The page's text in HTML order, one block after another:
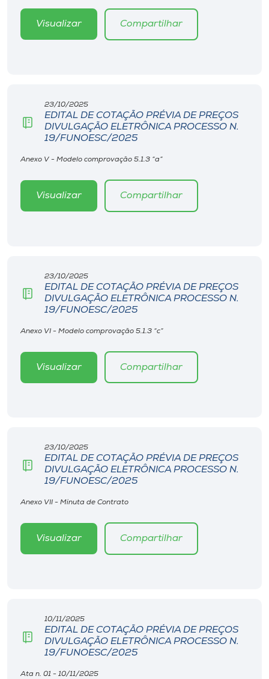
Visualizar Compartilhar
23/10/2025
EDITAL DE COTAÇÃO PRÉVIA DE PREÇOS
DIVULGAÇÃO ELETRÔNICA PROCESSO N.
19/FUNOESC/2025
Anexo V - Modelo comprovação 5.1.3 “a”
Visualizar Compartilhar
23/10/2025
EDITAL DE COTAÇÃO PRÉVIA DE PREÇOS
DIVULGAÇÃO ELETRÔNICA PROCESSO N.
19/FUNOESC/2025
Anexo VI - Modelo comprovação 5.1.3 “c”
Visualizar Compartilhar
23/10/2025
EDITAL DE COTAÇÃO PRÉVIA DE PREÇOS
DIVULGAÇÃO ELETRÔNICA PROCESSO N.
19/FUNOESC/2025
Anexo VII - Minuta de Contrato
Visualizar Compartilhar
10/11/2025
EDITAL DE COTAÇÃO PRÉVIA DE PREÇOS
DIVULGAÇÃO ELETRÔNICA PROCESSO N.
19/FUNOESC/2025
Ata n. 01 - 10/11/2025